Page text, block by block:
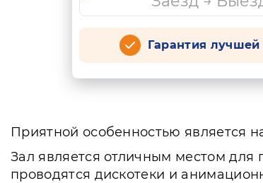
Гарантия
Приятной особенностью является
Зал является отличным местом для
проводятся дискотеки и